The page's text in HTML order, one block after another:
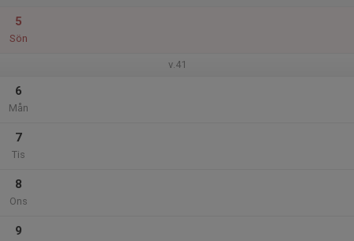
5
Sön
v.41
6
Mån
7
Tis
8
Ons
9